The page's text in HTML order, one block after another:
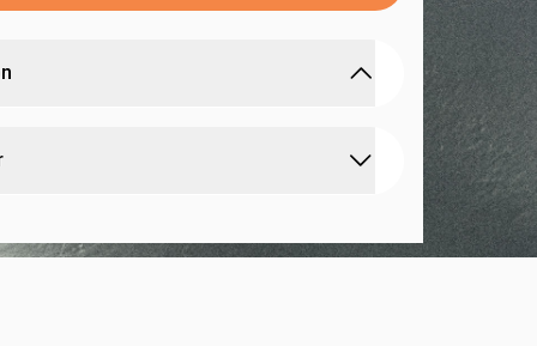
que traduce la riqueza de la selva amazónica
cuello y detrás de las orejas